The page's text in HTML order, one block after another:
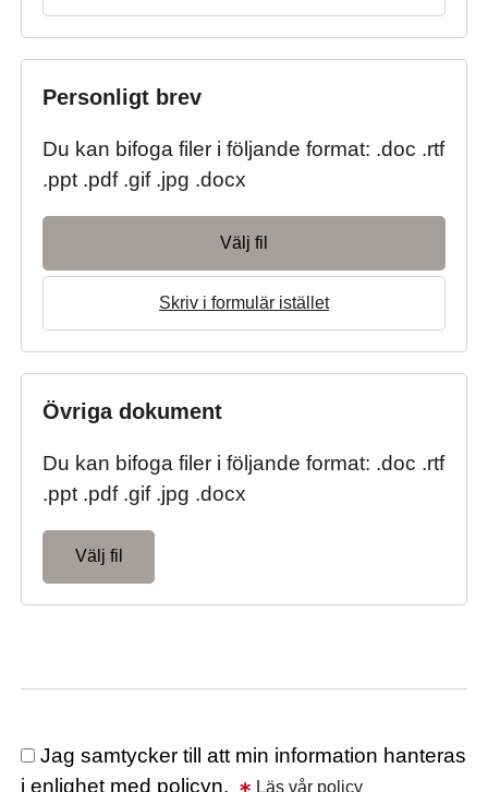
Personligt brev
Du kan bifoga filer i följande format: .doc .rtf
.ppt .pdf .gif .jpg .docx
Välj fil
Skriv i formulär istället
Övriga dokument
Du kan bifoga filer i följande format: .doc .rtf
.ppt .pdf .gif .jpg .docx
Välj fil
Jag samtycker till att min information hanteras
i enlighet med policyn.
Läs vår policy